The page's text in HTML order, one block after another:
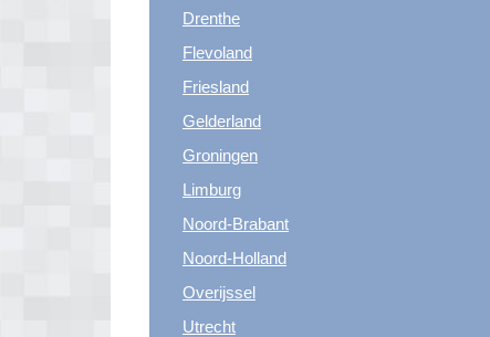
Drenthe
Flevoland
Friesland
Gelderland
Groningen
Limburg
Noord-Brabant
Noord-Holland
Overijssel
Utrecht